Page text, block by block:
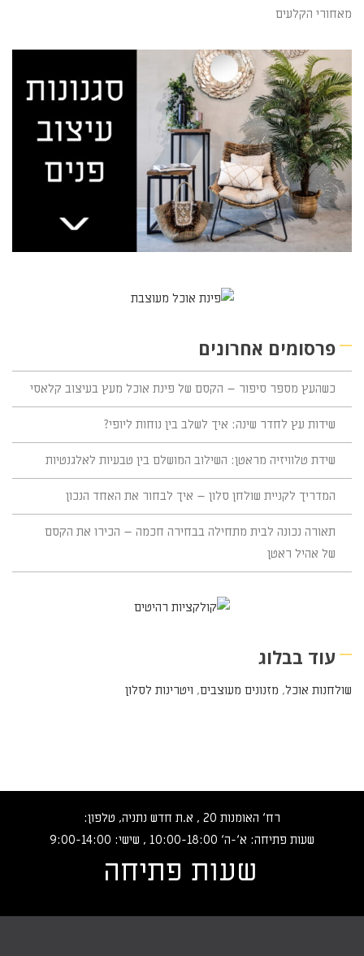
מאחורי הקלעים
פרסומים אחרונים
כשהעץ מספר סיפור – הקסם של פינת אוכל מעץ בעיצוב קלאסי
שידות עץ לחדר שינה: איך לשלב בין נוחות ליופי?
שידת טלוויזיה מראטן: השילוב המושלם בין טבעיות לאלגנטיות
המדריך לקניית שולחן סלון – איך לבחור את האחד הנכון
תאורה נכונה לבית מתחילה בבחירה חכמה – הכירו את הקסם
של אהיל ראטן
עוד בבלוג
שולחנות אוכל, מזנונים מעוצבים, ויטרינות לסלון
רח‘ האומנות 20 , א.ת חדש נתניה, טלפון:
שעות פתיחה: א‘-ה‘ 10:00-18:00 , שישי: 9:00-14:00
שעות פתיחה